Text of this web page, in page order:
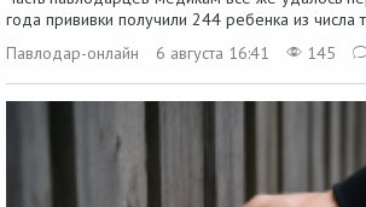
года прививки получили 244 ребенка из числа
Павлодар-онлайн
6 августа 16:41 145